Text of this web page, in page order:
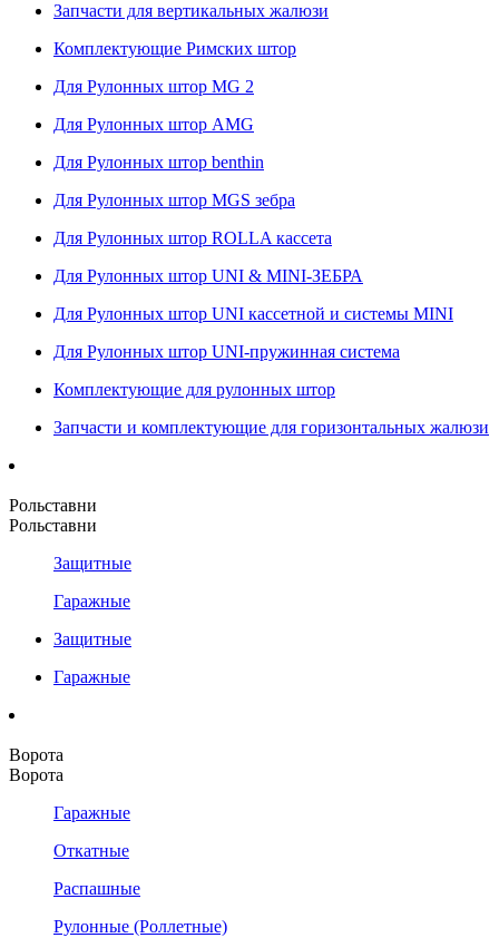
Запчасти для вертикальных жалюзи
Комплектующие Римских штор
Для Рулонных штор MG 2
Для Рулонных штор AMG
Для Рулонных штор benthin
Для Рулонных штор MGS зебра
Для Рулонных штор ROLLA кассета
Для Рулонных штор UNI & MINI-ЗЕБРА
Для Рулонных штор UNI кассетной и системы MINI
Для Рулонных штор UNI-пружинная система
Комплектующие для рулонных штор
Запчасти и комплектующие для горизонтальных жалюзи
Рольставни
Рольставни
Защитные
Гаражные
Защитные
Гаражные
Ворота
Ворота
Гаражные
Откатные
Распашные
Рулонные (Роллетные)